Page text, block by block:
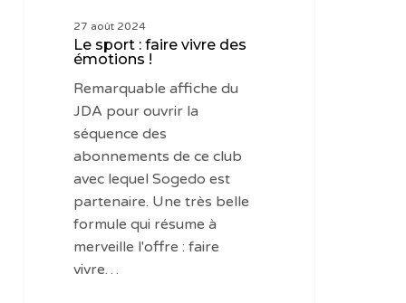
27 août 2024
Le sport : faire vivre des
émotions !
Remarquable affiche du
JDA pour ouvrir la
séquence des
abonnements de ce club
avec lequel Sogedo est
partenaire. Une très belle
formule qui résume à
merveille l'offre : faire
vivre…